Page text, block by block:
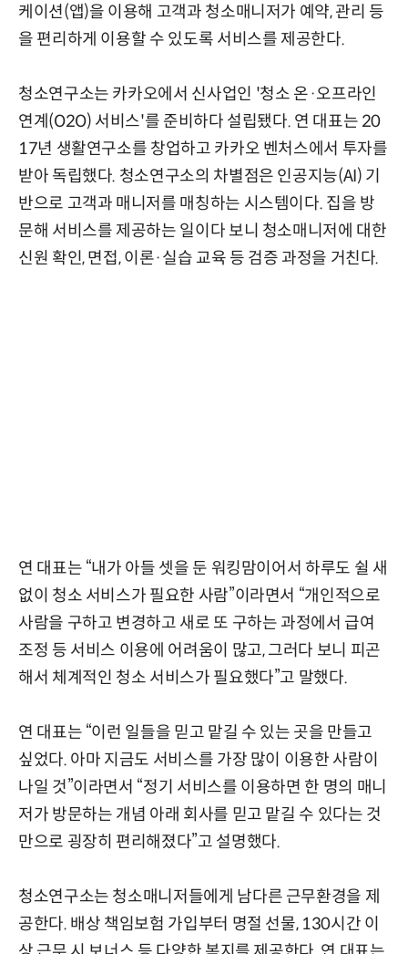
케이션(앱)을 이용해 고객과 청소매니저가 예약, 관리 등
을 편리하게 이용할 수 있도록 서비스를 제공한다.
청소연구소는 카카오에서 신사업인 '청소 온·오프라인
연계(O2O) 서비스'를 준비하다 설립됐다. 연 대표는 20
17년 생활연구소를 창업하고 카카오 벤처스에서 투자를
받아 독립했다. 청소연구소의 차별점은 인공지능(AI) 기
반으로 고객과 매니저를 매칭하는 시스템이다. 집을 방
문해 서비스를 제공하는 일이다 보니 청소매니저에 대한
신원 확인, 면접, 이론·실습 교육 등 검증 과정을 거친다.
연 대표는 “내가 아들 셋을 둔 워킹맘이어서 하루도 쉴 새
없이 청소 서비스가 필요한 사람”이라면서 “개인적으로
사람을 구하고 변경하고 새로 또 구하는 과정에서 급여
조정 등 서비스 이용에 어려움이 많고, 그러다 보니 피곤
해서 체계적인 청소 서비스가 필요했다”고 말했다.
연 대표는 “이런 일들을 믿고 맡길 수 있는 곳을 만들고
싶었다. 아마 지금도 서비스를 가장 많이 이용한 사람이
나일 것”이라면서 “정기 서비스를 이용하면 한 명의 매니
저가 방문하는 개념 아래 회사를 믿고 맡길 수 있다는 것
만으로 굉장히 편리해졌다”고 설명했다.
청소연구소는 청소매니저들에게 남다른 근무환경을 제
공한다. 배상 책임보험 가입부터 명절 선물, 130시간 이